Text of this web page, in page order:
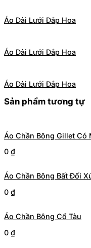
Áo Dài Lưới Đắp Hoa
Áo Dài Lưới Đắp Hoa
Áo Dài Lưới Đắp Hoa
Sản phẩm tương tự
Áo Chần Bông Gillet Có
0 ₫
Áo Chần Bông Bất Đối
0 ₫
Áo Chần Bông Cổ Tàu
0 ₫